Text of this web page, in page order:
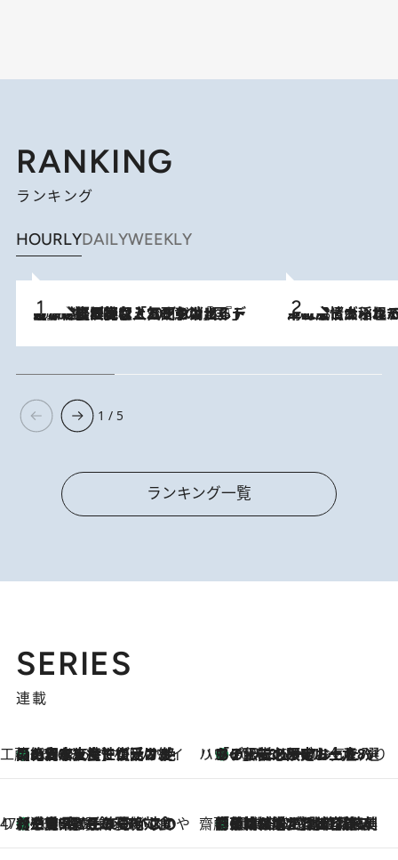
RANKING
ランキング
HOURLYDAILYWEEKLY
2026.8.5
【なぜ吉沢亮は「気配を消せる」のか？】興行収入208億の『国宝』を経て挑むミュージカル『ディア・エヴァン・ハンセン』。トップ俳優が舞台上でさらけ出した“孤独”とは 2026.8.5
下町風情あふれる台北屈指の人気エリア・大稲埕でセンスのいい台湾土産《ヴ
1 / 5
ランキング一覧
SERIES
連載
工藤まやのおもてなしハワイ
2026.8.6
【ハワイ土産】ローカルの絶大な支持で復活！ 絶品の幻クッキー《元ファンの日本人女性が受け継いだ名店》 ハワイ賢者 リサのお気に入りリスト2026.8.6
あの伝説の限定トートも！ リニューアルした「ディーン＆デルーカ ハワイ」で必須のお土産8選
47都道府県の手みやげ ひんやりスイーツで夏を満喫
2026.8.6
【三重県】この夏絶対食べたい 冷やしておいしいおやつ3選 お餅×アイスの新感覚スイーツ 齋藤 薫 美容脳ルネサンス
2026.8.6
「荷物が増えるほど旅ストレスは増す」美容ジャーナリストがたどり着いた最終結論。“化粧品を劇的に減らす”感動の凝縮美容とは